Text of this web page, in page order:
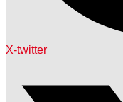
X-twitter